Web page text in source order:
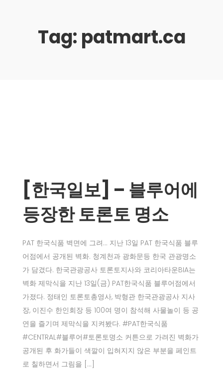
Tag: patmart.ca
[한국일보] – 블루어에
등장한 토론토 명소
PAT 한국식품 벽면에 그려… 지난 13일 PAT 한국식품 블루
어점에서 공개된 벽화. 청계천과 광화문등 한국 관광명소
가 담겼다. 한국관광공사 토론토지사와 코리아타운BIA는
벽화 제막식을 지난 13일(금) PAT한국식품 블루어점에서
가졌다. 정태인 토론토총영사, 박형관 한국관광공사 지사
장, 이진수 한인회장 등 100여 명이 참석해 사물놀이 등 공
연을 즐기며 제막식을 지켜봤다. #PAT한국식품
#CENTRAL#블루어#토론토명소 커튼으로 가려진 벽화가
공개된 후 화가들이 색깔이 입혀지지 않은 부분을 페인트
로 칠하면서 그림을 […]